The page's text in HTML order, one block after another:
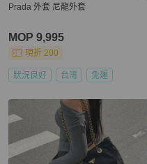
Prada 外套 尼龍外套
MOP 9,995
現折 200
狀況良好 台灣 免運